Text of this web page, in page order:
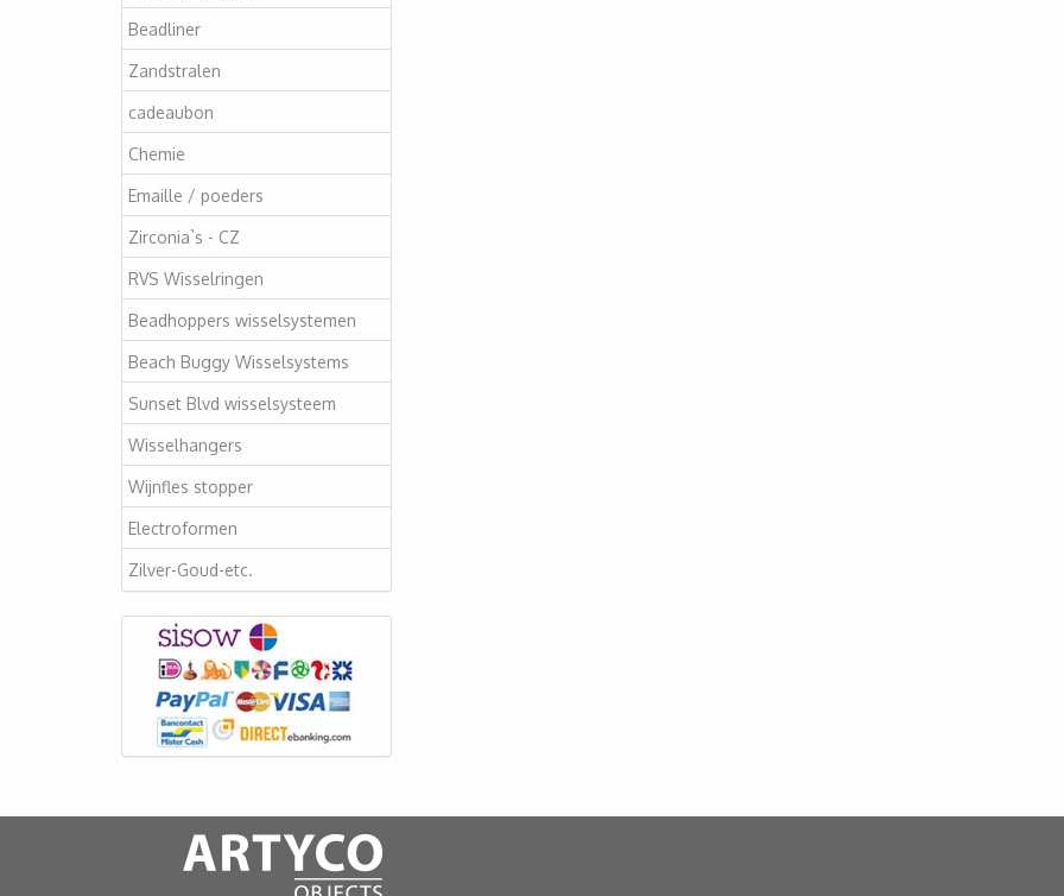
Beadliner
Zandstralen
cadeaubon
Chemie
Emaille / poeders
Zirconia`s - CZ
RVS Wisselringen
Beadhoppers wisselsystemen
Beach Buggy Wisselsystems
Sunset Blvd wisselsysteem
Wisselhangers
Wijnfles stopper
Electroformen
Zilver-Goud-etc.